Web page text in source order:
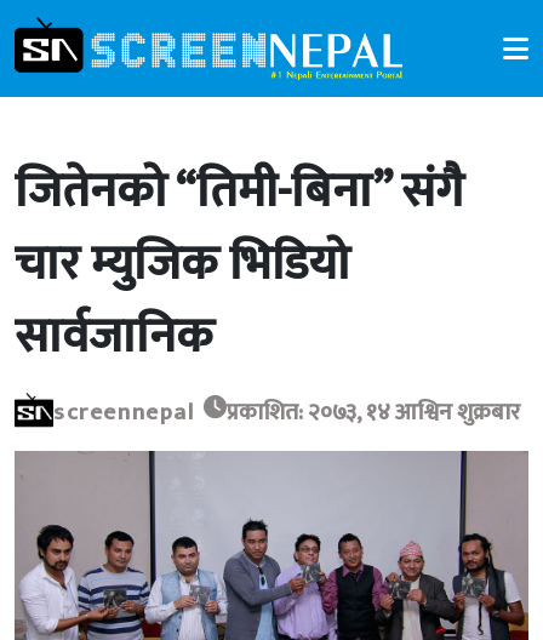
जितेनको “तिमी-बिना” संगै
चार म्युजिक भिडियो
सार्वजानिक
screennepal प्रकाशित: २०७३, १४ आश्विन शुक्रबार